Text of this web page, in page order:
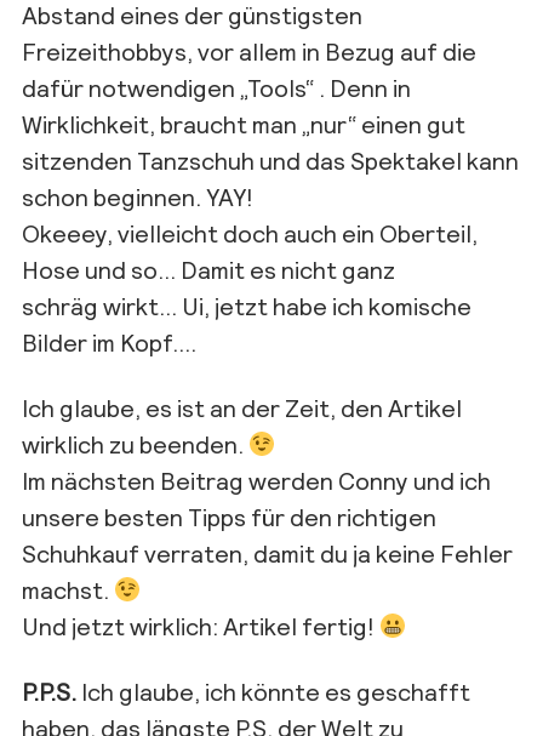
Abstand eines der günstigsten
Freizeithobbys, vor allem in Bezug auf die
dafür notwendigen „Tools“ . Denn in
Wirklichkeit, braucht man „nur“ einen gut
sitzenden Tanzschuh und das Spektakel kann
schon beginnen. YAY!
Okeeey, vielleicht doch auch ein Oberteil,
Hose und so… Damit es nicht ganz
schräg wirkt… Ui, jetzt habe ich komische
Bilder im Kopf….
Ich glaube, es ist an der Zeit, den Artikel
wirklich zu beenden.
Im nächsten Beitrag werden Conny und ich
unsere besten Tipps für den richtigen
Schuhkauf verraten, damit du ja keine Fehler
machst.
Und jetzt wirklich: Artikel fertig!
P.P.S. Ich glaube, ich könnte es geschafft
haben, das längste P.S. der Welt zu